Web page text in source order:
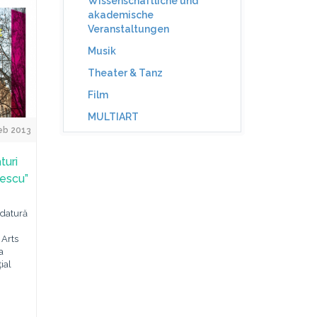
2013
akademische
Veranstaltungen
Musik
Theater & Tanz
Film
MULTIART